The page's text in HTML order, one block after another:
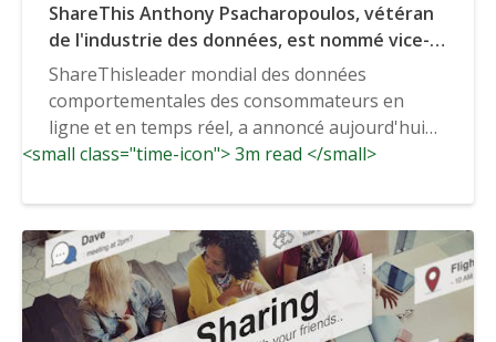
ShareThis Anthony Psacharopoulos, vétéran
de l'industrie des données, est nommé vice-
président directeur des ventes de données
d'entreprise.
ShareThisleader mondial des données
comportementales des consommateurs en
ligne et en temps réel, a annoncé aujourd'hui
l'embauche d'Anthony...
<small class="time-icon"> 3m read </small>